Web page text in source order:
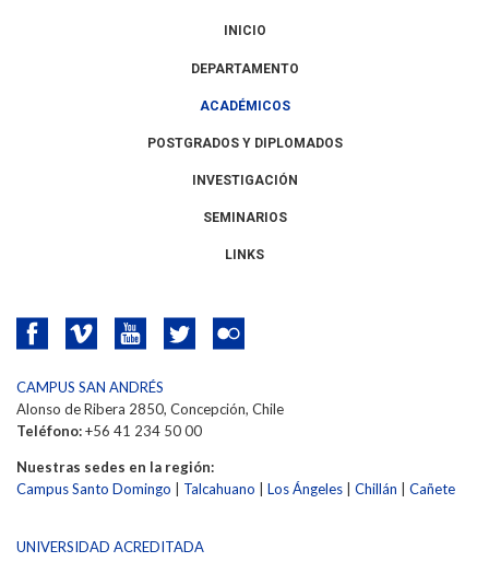
INICIO
DEPARTAMENTO
ACADÉMICOS
POSTGRADOS Y DIPLOMADOS
INVESTIGACIÓN
SEMINARIOS
LINKS
CAMPUS SAN ANDRÉS
Alonso de Ribera 2850, Concepción, Chile
Teléfono:+56 41 234 50 00
Nuestras sedes en la región:
Campus Santo Domingo
Talcahuano Los Ángeles Chillán Cañete
UNIVERSIDAD ACREDITADA